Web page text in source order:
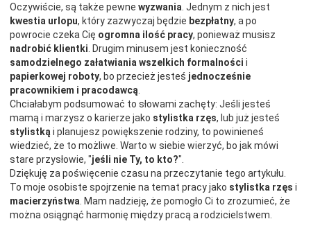
Oczywiście, są także pewne wyzwania . Jednym z nich jest
kwestia urlopu, który zazwyczaj będzie bezpłatny, a po
powrocie czeka Cię ogromna ilość pracy, ponieważ musisz
nadrobić klientki . Drugim minusem jest konieczność
samodzielnego załatwiania wszelkich formalności i
papierkowej roboty, bo przecież jesteś jednocześnie
pracownikiem i pracodawcą
Chciałabym podsumować to słowami zachęty: Jeśli jesteś
mamą i marzysz o karierze jako stylistka rzęs, lub już jesteś
stylistką i planujesz powiększenie rodziny, to powinieneś
wiedzieć, że to możliwe. Warto w siebie wierzyć, bo jak mówi
stare przysłowie, "jeśli nie Ty, to kto?".
Dziękuję za poświęcenie czasu na przeczytanie tego artykułu.
To moje osobiste spojrzenie na temat pracy jako stylistka rzęs i
macierzyństwa . Mam nadzieję, że pomogło Ci to zrozumieć, że
można osiągnąć harmonię między pracą a rodzicielstwem.